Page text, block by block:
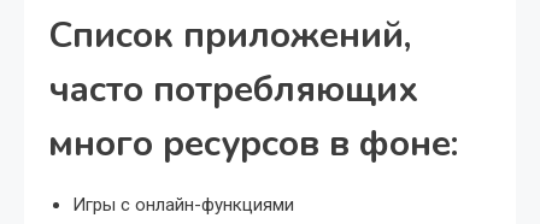
Список приложений,
часто потребляющих
много ресурсов в фоне:
Игры с онлайн-функциями